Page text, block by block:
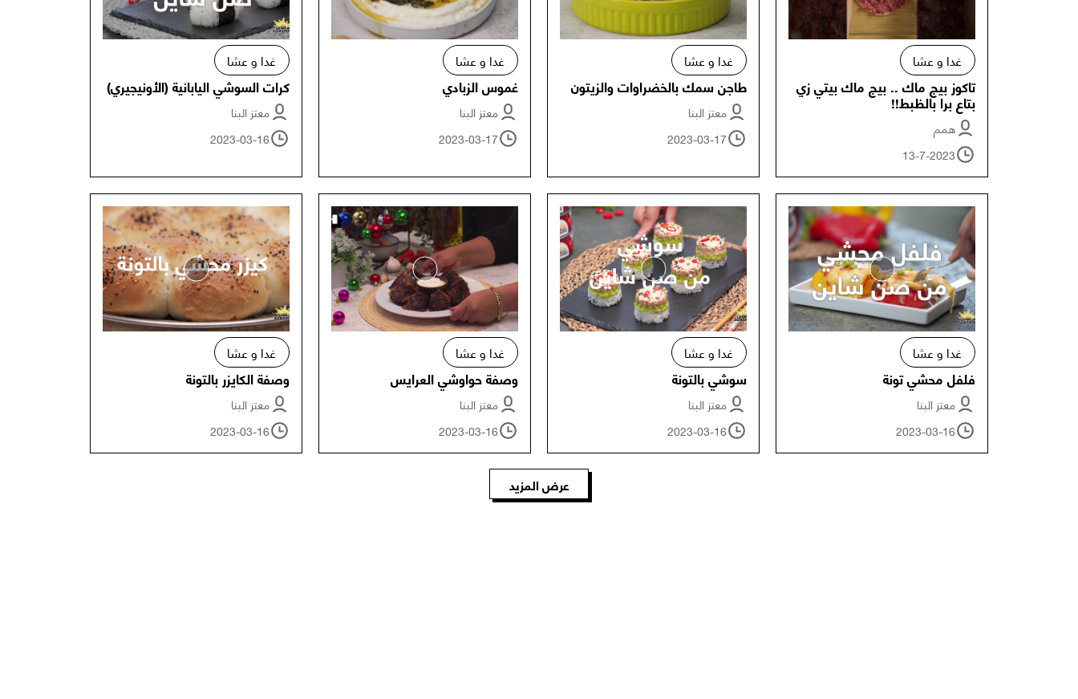
غدا و عشا
تاكوز بيج ماك .. بيج ماك بيتي زي
بتاع برا بالظبط!!
همم
13-7-2023
غدا و عشا
طاجن سمك بالخضراوات والزيتون
معتز البنا
2023-03-17
غدا و عشا
غموس الزبادي
معتز البنا
2023-03-17
غدا و عشا
كرات السوشي اليابانية (الأونيجيري)
معتز البنا
2023-03-16
غدا و عشا
فلفل محشي تونة
معتز البنا
2023-03-16
غدا و عشا
سوشي بالتونة
معتز البنا
2023-03-16
غدا و عشا
وصفة حواوشي العرايس
معتز البنا
2023-03-16
غدا و عشا
وصفة الكايزر بالتونة
معتز البنا
2023-03-16
عرض المزيد